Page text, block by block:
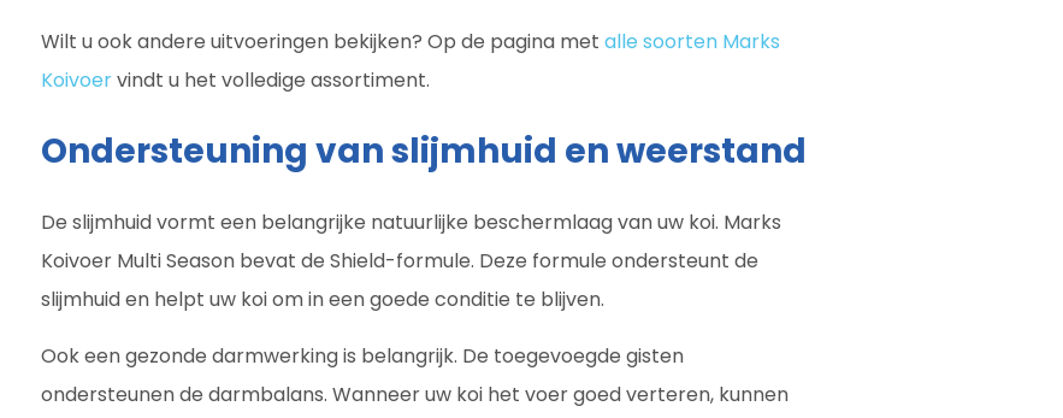
Wilt u ook andere uitvoeringen bekijken? Op de pagina met alle soorten Marks
Koivoervindt u het volledige assortiment.
Ondersteuning van slijmhuid en weerstand
De slijmhuid vormt een belangrijke natuurlijke beschermlaag van uw koi. Marks
Koivoer Multi Season bevat de Shield-formule. Deze formule ondersteunt de
slijmhuid en helpt uw koi om in een goede conditie te blijven.
Ook een gezonde darmwerking is belangrijk. De toegevoegde gisten
ondersteunen de darmbalans. Wanneer uw koi het voer goed verteren, kunnen